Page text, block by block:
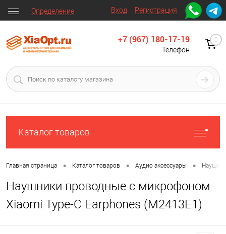
Вход Регистрация
Определение
+7 (967) 180-17-19
Телефон
0
Каталог товаров
Главная страница • Каталог товаров • Аудио аксессуары •
Наушники проводные с микрофоном
Xiaomi Type-C Earphones (M2413E1)